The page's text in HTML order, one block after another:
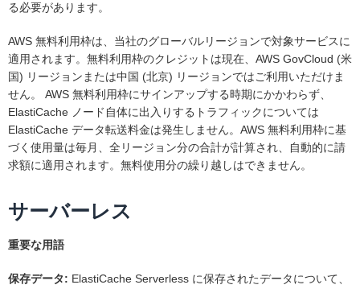
る必要があります。
AWS 無料利用枠は、当社のグローバルリージョンで対象サービスに
適用されます。無料利用枠のクレジットは現在、AWS GovCloud (米
国) リージョンまたは中国 (北京) リージョンではご利用いただけま
せん。 AWS 無料利用枠にサインアップする時期にかかわらず、
ElastiCache ノード自体に出入りするトラフィックについては
ElastiCache データ転送料金は発生しません。AWS 無料利用枠に基
づく使用量は毎月、全リージョン分の合計が計算され、自動的に請
求額に適用されます。無料使用分の繰り越しはできません。
サーバーレス
重要な用語
保存データ: ElastiCache Serverless に保存されたデータについて、